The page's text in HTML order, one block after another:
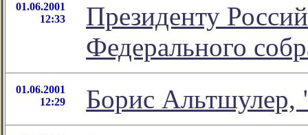
01.06.2001
12:33
Президенту
Федерального
01.06.2001
12:29
Борис Альтшулер,